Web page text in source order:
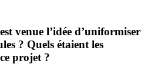
venue l’idée d’uniformiser
? Quels étaient les
projet ?